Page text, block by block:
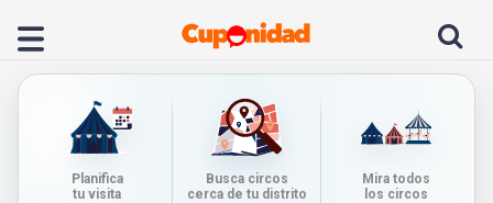
Planifica
tu visita
Busca circos
cerca de tu distrito
Mira todos
los circos